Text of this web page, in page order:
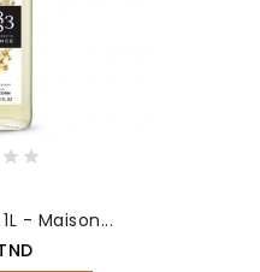
- Maison...